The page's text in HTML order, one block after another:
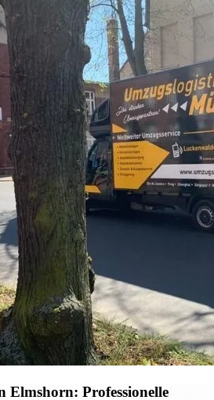
Elmshorn: Professionelle